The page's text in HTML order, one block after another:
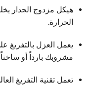
هيكل مزدوج الجدار
الحرارة.
يعمل العزل بالتفريغ
مشروبك بارداً أو
تعمل تقنية التفريغ